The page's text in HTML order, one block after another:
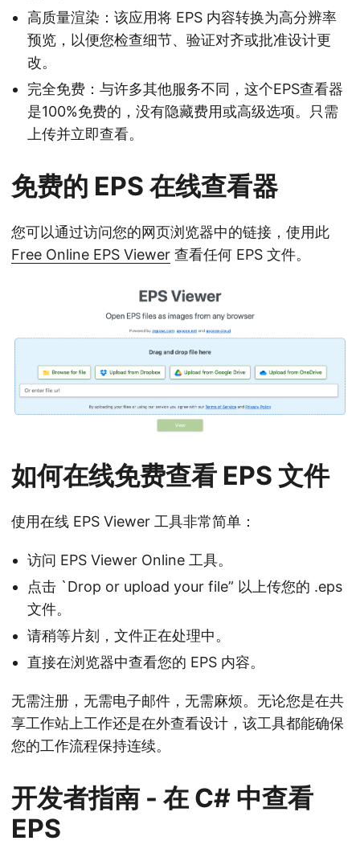
高质量渲染：该应用将 EPS 内容转换为高分辨率
预览，以便您检查细节、验证对齐或批准设计更
改。
完全免费：与许多其他服务不同，这个EPS查看器
是100%免费的，没有隐藏费用或高级选项。只需
上传并立即查看。
免费的 EPS 在线查看器
您可以通过访问您的网页浏览器中的链接，使用此
Free Online EPS Viewer 查看任何 EPS 文件。
如何在线免费查看 EPS 文件
使用在线 EPS Viewer 工具非常简单：
访问 EPS Viewer Online 工具。
点击 `Drop or upload your file” 以上传您的 .eps
文件。
请稍等片刻，文件正在处理中。
直接在浏览器中查看您的 EPS 内容。
无需注册，无需电子邮件，无需麻烦。无论您是在共
享工作站上工作还是在外查看设计，该工具都能确保
您的工作流程保持连续。
开发者指南 - 在 C# 中查看
EPS